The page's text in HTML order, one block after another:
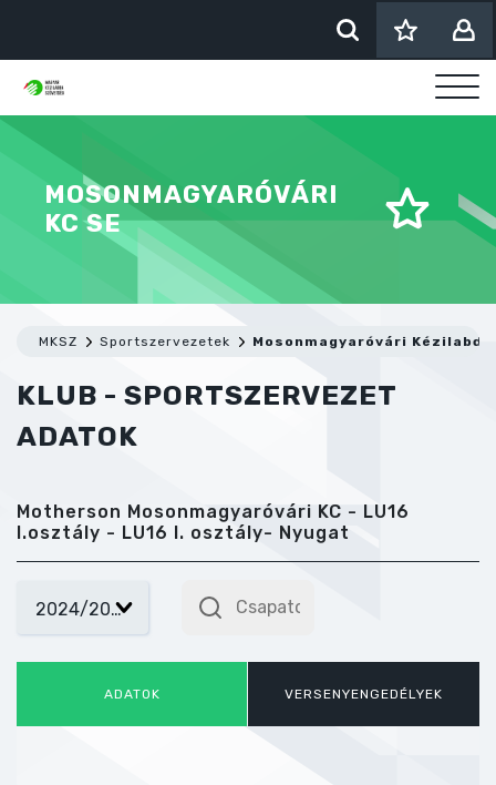
MOSONMAGYARÓVÁRI
KC SE
MKSZ Sportszervezetek Mosonmagyaróvári
KLUB - SPORTSZERVEZET
ADATOK
Motherson Mosonmagyaróvári KC - LU16
I.osztály - LU16 I. osztály- Nyugat
ADATOK VERSENYENGEDÉLYEK